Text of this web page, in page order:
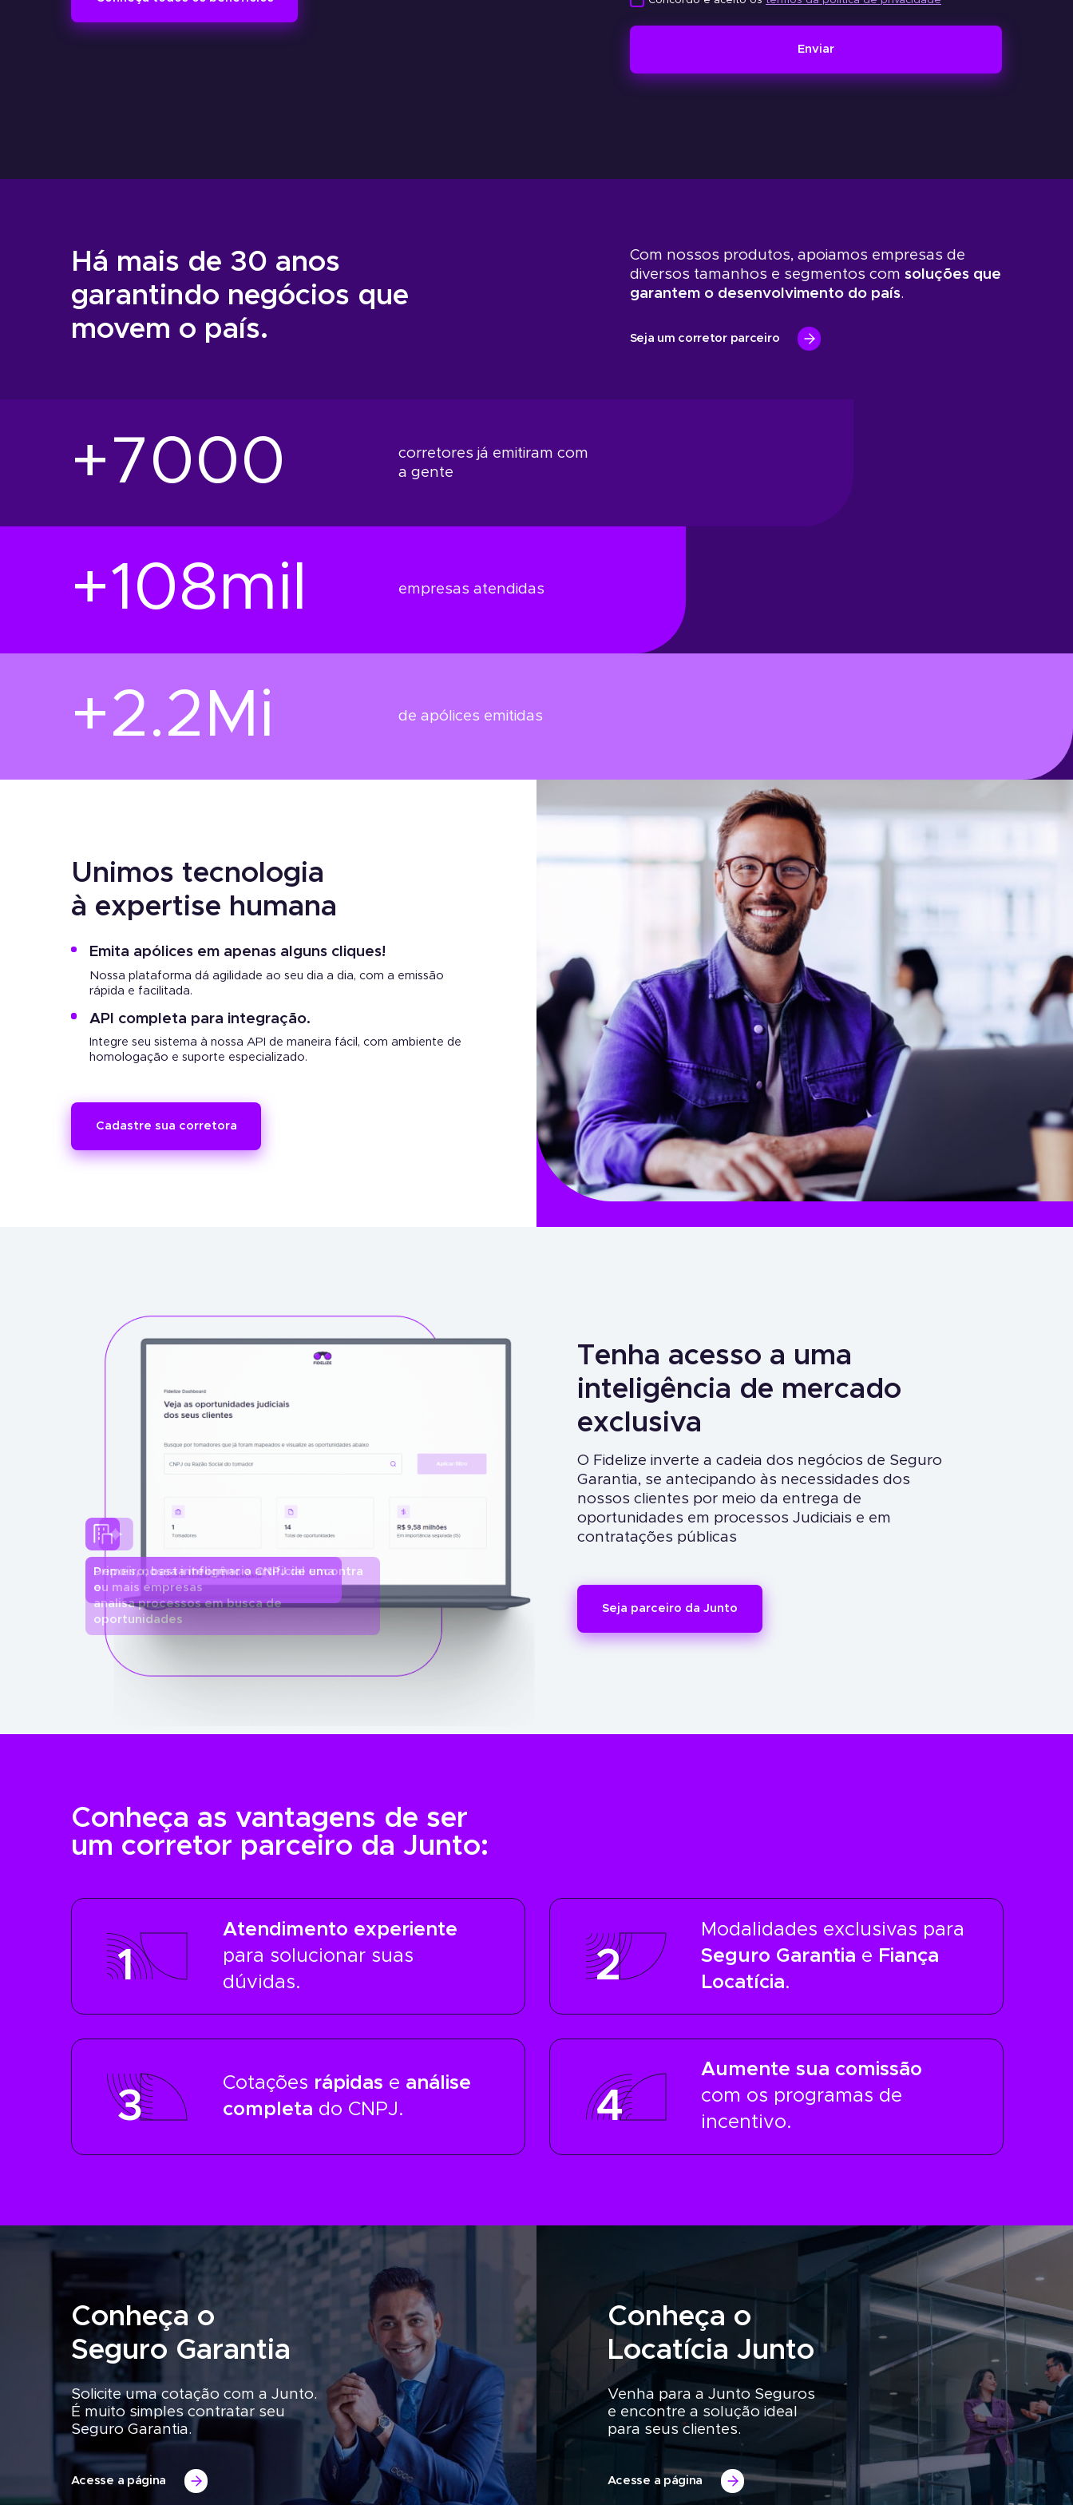
Seguro Garantia
Enviar
Há mais de 30 anos
garantindo negócios que
movem o país.
Com nossos produtos, apoiamos empresas de
diversos tamanhos e segmentos com soluções que
garantem o desenvolvimento do país.
Seja um corretor parceiro
+7000
corretores já emitiram com
a gente
+108mil empresas atendidas
+2.2Mi de apólices emitidas
Unimos tecnologia
à expertise humana
Emita apólices em apenas alguns cliques!
Nossa plataforma dá agilidade ao seu dia a dia, com a emissão
rápida e facilitada.
API completa para integração.
Integre seu sistema à nossa API de maneira fácil, com ambiente de
homologação e suporte especializado.
Cadastre sua corretora
Depois, nossa inteligência artificial encontra
e
analisa processos em busca de
oportunidades
Tenha acesso a uma
inteligência de mercado
exclusiva
O Fidelize inverte a cadeia dos negócios de Seguro
Garantia, se antecipando às necessidades dos
nossos clientes por meio da entrega de
oportunidades em processos Judiciais e em
contratações públicas
Seja parceiro da Junto
Conheça as vantagens de ser
um corretor parceiro da Junto:
1
Atendimento experiente
para solucionar suas
dúvidas.
2
Modalidades exclusivas para
Seguro Garantia e Fiança
Locatícia.
3
Cotações rápidas e análise
completa do CNPJ. 4
Aumente sua comissão
com os programas de
incentivo.
Conheça o
Seguro Garantia
Solicite uma cotação com a Junto.
É muito simples contratar seu
Seguro Garantia.
Acesse a página
Conheça o
Locatícia Junto
Venha para a Junto Seguros
e encontre a solução ideal
para seus clientes.
Acesse a página